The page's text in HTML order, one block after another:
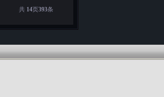
共 14页393条